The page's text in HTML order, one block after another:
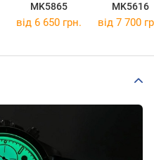
MK5865
MK5616
від 6 650 грн. від 7 700